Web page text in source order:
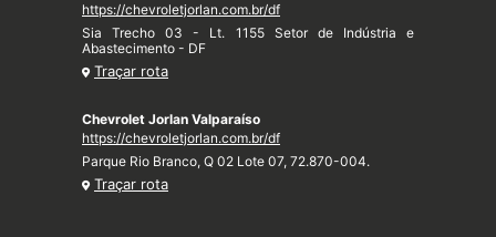
https://chevroletjorlan.com.br/df
Sia Trecho 03 - Lt. 1155 Setor de Indústria e
Abastecimento - DF
Traçar rota
Chevrolet Jorlan Valparaíso
https://chevroletjorlan.com.br/df
Parque Rio Branco, Q 02 Lote 07, 72.870-004.
Traçar rota